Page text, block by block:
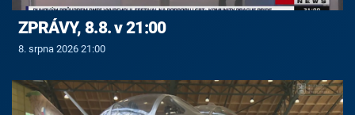
ZPRÁVY, 8.8. v 21:00
8. srpna 2026 21:00